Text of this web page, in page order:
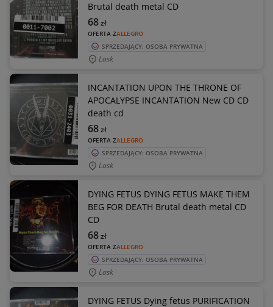
Brutal death metal CD
OFERTA ZALLEGRO
68zł
SPRZEDAJĄCY: OSOBA PRYWATNA
Lask
INCANTATION UPON THE THRONE OF
APOCALYPSE INCANTATION New CD CD
death cd
OFERTA ZALLEGRO
68zł
SPRZEDAJĄCY: OSOBA PRYWATNA
Lask
DYING FETUS DYING FETUS MAKE THEM
BEG FOR DEATH Brutal death metal CD
CD
OFERTA ZALLEGRO
68zł
SPRZEDAJĄCY: OSOBA PRYWATNA
Lask
DYING FETUS Dying fetus PURIFICATION